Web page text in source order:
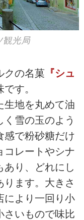
観光局
クの名菓 『シュ
す。
生地を丸めて油
雪の玉のよう
感で粉砂糖だけ
コレートやシナ
あり、どれにし
ります。大きさ
により一回り小
さいもので味比